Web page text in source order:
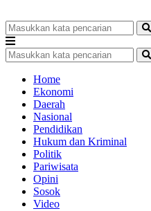
Home
Ekonomi
Daerah
Nasional
Pendidikan
Hukum dan Kriminal
Politik
Pariwisata
Opini
Sosok
Video